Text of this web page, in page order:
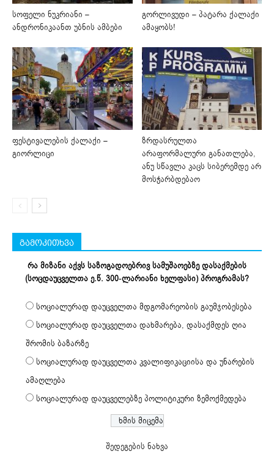
სოფელი ნუკრიანი –
ანდრონიკაანთ უბნის ამბები
გორლივუდი – პატარა ქალაქი
ამაყობს!
ფესტივალების ქალაქი –
გიორლიცი
ზრდასრულთა
არაფორმალური განათლება,
ანუ სწავლა კაცს სიბერემდე არ
მოსჭარბდებაო
გამოკითხვა
რა მიზანი აქვს საზოგადოებრივ სამუშაოებზე დასაქმების
(სოცდაუცველთა ე.წ. 300-ლარიანი ხელფასი) პროგრამას?
სოციალურად დაუცველთა მდგომარეობის გაუმჯობესება
სოციალურად დაუცველთა დახმარება, დასაქმდეს ღია
შრომის ბაზარზე
სოციალურად დაუცველთა კვალიფიკაციისა და უნარების
ამაღლება
სოციალურად დაუცველებზე პოლიტიკური ზემოქმედება
შედეგების ნახვა